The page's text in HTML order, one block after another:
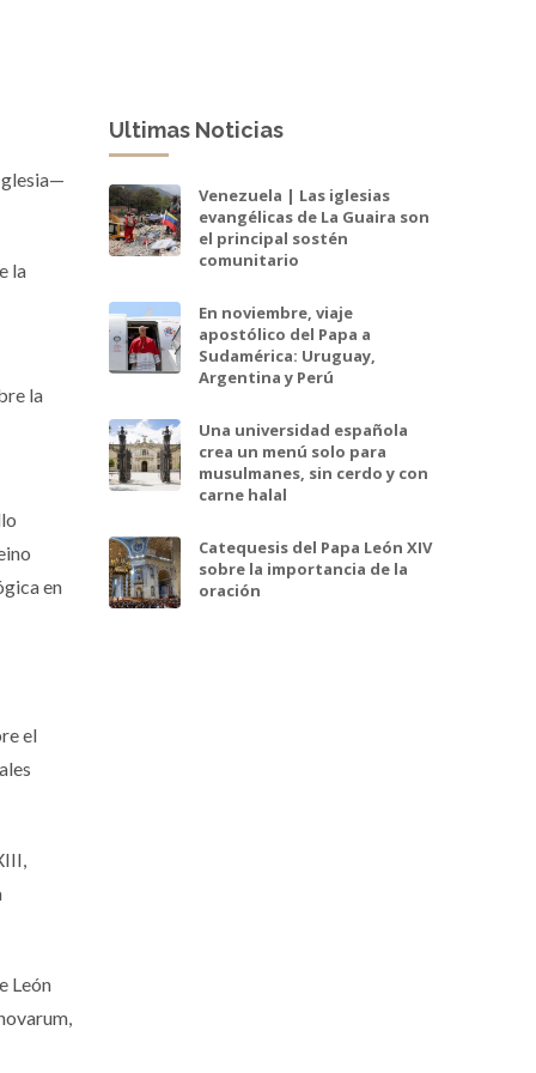
la
la
en
el
León
Ultimas Noticias
Venezuela | Las iglesias
evangélicas de La Guaira son
el principal sostén
comunitario
En noviembre, viaje
apostólico del Papa a
Sudamérica: Uruguay,
Argentina y Perú
Una universidad española
crea un menú solo para
musulmanes, sin cerdo y con
carne halal
Catequesis del Papa León XIV
sobre la importancia de la
oración